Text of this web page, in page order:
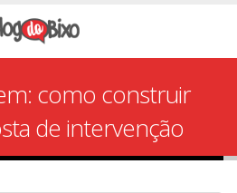
como construir
de intervenção